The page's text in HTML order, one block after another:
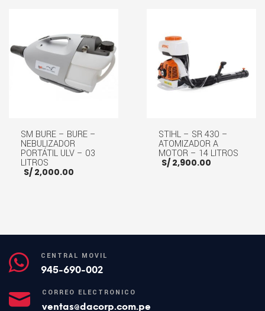
SM BURE – BURE –
NEBULIZADOR
PORTÁTIL ULV – 03
LITROS
S/ 2,000.00
STIHL – SR 430 –
ATOMIZADOR A
MOTOR – 14 LITROS
S/2,900.00
CENTRAL MÓVIL
945-690-002
CORREO ELECTRÓNICO
ventas@dacorp.com.pe